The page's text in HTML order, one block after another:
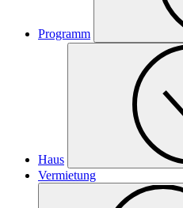
Programm
Haus
Vermietung